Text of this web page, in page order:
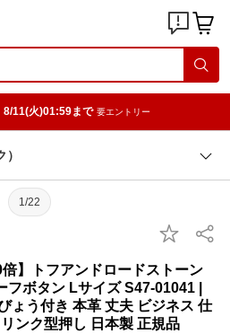
8/11(火)01:59まで 要エントリー
1/22
】トフアンドロードストーン
フボタン Lサイズ S47-01041 |
ょう付き 本革 丈夫 ビジネス 仕
ンク型押し 日本製 正規品